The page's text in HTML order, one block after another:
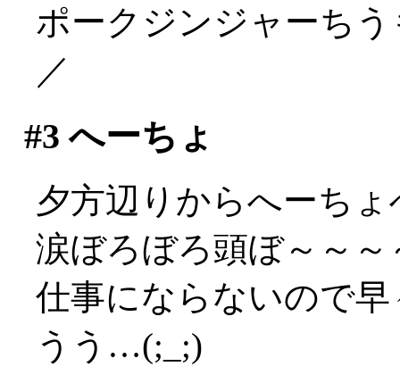
ポークジンジャーち
／
#3 へーちょ
夕方辺りからへーち
涙ぼろぼろ頭ぼ～～～
仕事にならないので
うう…(;_;)